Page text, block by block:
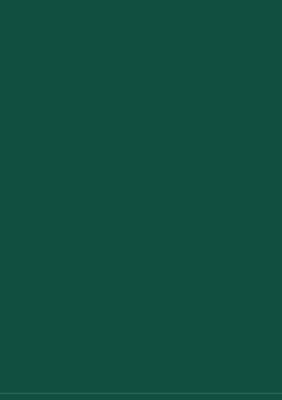
は、当社がウェブサイト上で
できなくなる場合がございま